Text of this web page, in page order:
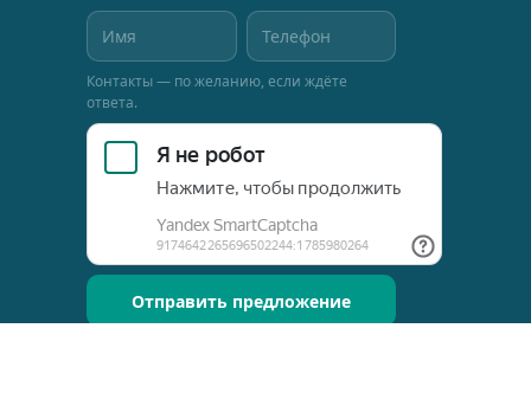
Контакты — по желанию, если ждёте
ответа.
Отправить предложение